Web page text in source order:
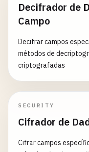
Decifrador de
Campo
Decifrar campos
métodos de
criptografadas
SECURITY
Cifrador de
Cifrar campos